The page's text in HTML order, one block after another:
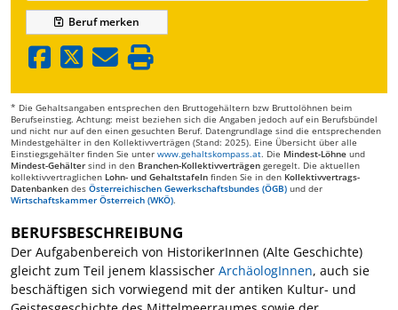
Berufmerken
* Die Gehaltsangaben entsprechen den Bruttogehältern bzw Bruttolöhnen beim
Berufseinstieg. Achtung: meist beziehen sich die Angaben jedoch auf ein Berufsbündel
und nicht nur auf den einen gesuchten Beruf. Datengrundlage sind die entsprechenden
Mindestgehälter in den Kollektivverträgen (Stand: 2025). Eine Übersicht über alle
Einstiegsgehälter finden Sie unter www.gehaltskompass.at. Die Mindest-Löhne und
Mindest-Gehälter sind in den Branchen-Kollektivverträgen geregelt. Die aktuellen
kollektivvertraglichen Lohn- und Gehaltstafeln finden Sie in den Kollektivvertrags-
Datenbanken des Österreichischen Gewerkschaftsbundes (ÖGB) und der
Wirtschaftskammer Österreich (WKÖ).
BERUFSBESCHREIBUNG
Der Aufgabenbereich von HistorikerInnen (Alte Geschichte)
gleicht zum Teil jenem klassischer ArchäologInnen, auch sie
beschäftigen sich vorwiegend mit der antiken Kultur- und